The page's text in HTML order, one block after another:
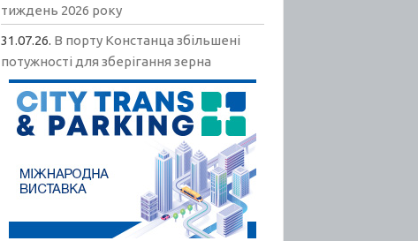
тиждень 2026 року
31.07.26. В порту Констанца збільшені
потужності для зберігання зерна